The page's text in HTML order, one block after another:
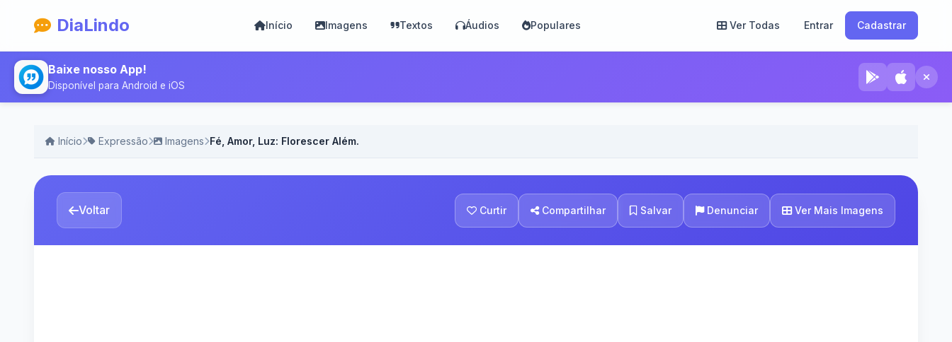
DiaLindo Início Imagens Textos Áudios Populares Ver Todas Entrar Cadastrar
Baixe nosso App!
Disponível para Android e iOS
Início Expressão Imagens Fé, Amor, Luz: Florescer Além.
Voltar Curtir Compartilhar Salvar Denunciar Ver Mais Imagens